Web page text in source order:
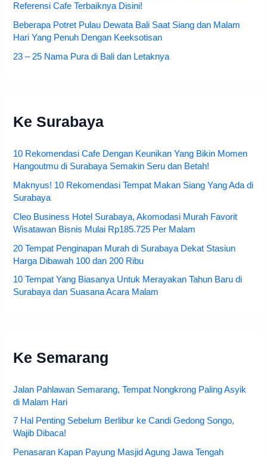
Referensi Cafe Terbaiknya Disini!
Beberapa Potret Pulau Dewata Bali Saat Siang dan Malam
Hari Yang Penuh Dengan Keeksotisan
23 – 25 Nama Pura di Bali dan Letaknya
Ke Surabaya
10 Rekomendasi Cafe Dengan Keunikan Yang Bikin Momen
Hangoutmu di Surabaya Semakin Seru dan Betah!
Maknyus! 10 Rekomendasi Tempat Makan Siang Yang Ada di
Surabaya
Cleo Business Hotel Surabaya, Akomodasi Murah Favorit
Wisatawan Bisnis Mulai Rp185.725 Per Malam
20 Tempat Penginapan Murah di Surabaya Dekat Stasiun
Harga Dibawah 100 dan 200 Ribu
10 Tempat Yang Biasanya Untuk Merayakan Tahun Baru di
Surabaya dan Suasana Acara Malam
Ke Semarang
Jalan Pahlawan Semarang, Tempat Nongkrong Paling Asyik
di Malam Hari
7 Hal Penting Sebelum Berlibur ke Candi Gedong Songo,
Wajib Dibaca!
Penasaran Kapan Payung Masjid Agung Jawa Tengah